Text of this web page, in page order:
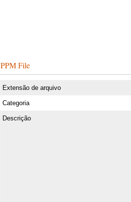
PPM File
Extensão de arquivo
Categoria
Descrição